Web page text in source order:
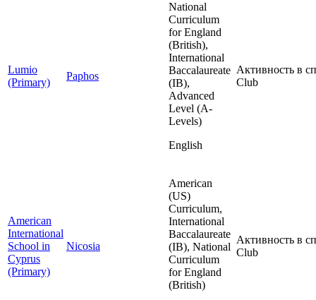
Lumio
(Primary)
Paphos
National
Curriculum
for England
(British),
International
Baccalaureate
(IB),
Advanced
Level (A-
Levels)
English
Активность в
Club
American
International
School in
Cyprus
(Primary)
Nicosia
American
(US)
Curriculum,
International
Baccalaureate
(IB), National
Curriculum
for England
(British)
Активность в
Club